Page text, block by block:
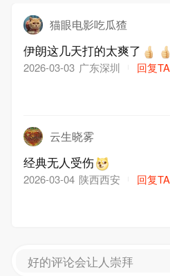
猫眼电影吃瓜猹
伊朗这几天打的太爽了
2026-03-03 广东深圳 回复TA
云生晓雾
经典无人受伤
2026-03-04 陕西西安 回复TA
好的评论会让人崇拜